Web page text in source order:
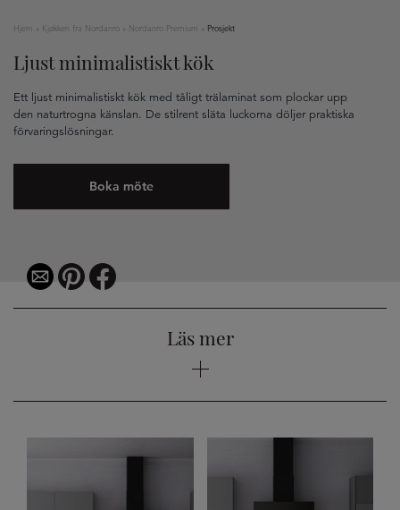
Hjem Kjøkken fra Nordanro Nordanro Premium Prosjekt
Ljust minimalistiskt kök
Ett ljust minimalistiskt kök med tåligt trälaminat som plockar upp
den naturtrogna känslan. De stilrent släta luckorna döljer praktiska
förvaringslösningar.
Boka möte
Läs mer